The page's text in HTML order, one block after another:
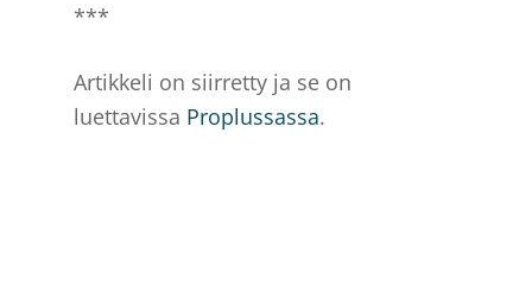
***
Artikkeli on siirretty ja se on
luettavissa Proplussassa.